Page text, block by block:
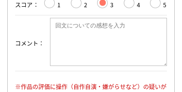
スコア 1 2 3 4 5
コメント
※作品の評価に操作（自作自演・嫌がらせなど）の疑いが